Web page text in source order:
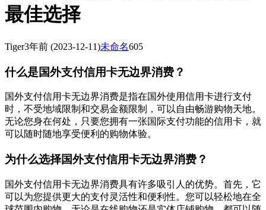
最佳选择
Tiger3年前 (2023-12-11)未命名605
什么是国外支付信用卡无边界消费？
国外支付信用卡无边界消费是指在国外使用信用卡进行支付
时，不受地域限制和交易金额限制，可以自由畅游购物天地。
无论您身在何处，只要您拥有一张国际支付功能的信用卡，就
可以随时随地享受便利的购物体验。
为什么选择国外支付信用卡无边界消费？
国外支付信用卡无边界消费具有许多吸引人的优势。首先，它
可以为您提供更大的支付灵活性和便利性。您可以轻松地在全